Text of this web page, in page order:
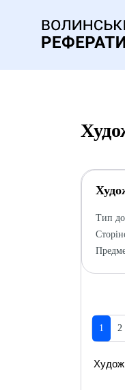
Тип
1 2